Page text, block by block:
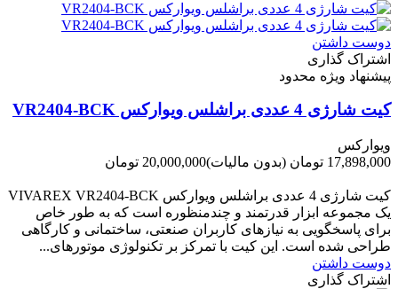
دوست داشتن
اشتراک گذاری
پیشنهاد ویژه محدود
کیت شارژی 4 عددی براشلس ویوارکس VR2404-BCK
ویوارکس
17,898,000 تومان
(بدون مالیات)20,000,000 تومان
کیت شارژی 4 عددی براشلس ویوارکس VIVAREX VR2404-BCK
یک مجموعه ابزار قدرتمند و چندمنظوره است که به طور خاص
برای پاسخگویی به نیازهای کاربران صنعتی، ساختمانی و کارگاهی
طراحی شده است. این کیت با تمرکز بر تکنولوژی موتورهای...
دوست داشتن
اشتراک گذاری